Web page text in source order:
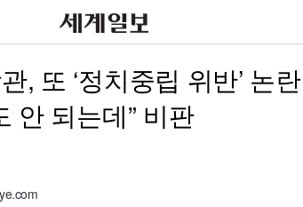
, 또 ‘정치중립 위반’ 논
안 되는데” 비판